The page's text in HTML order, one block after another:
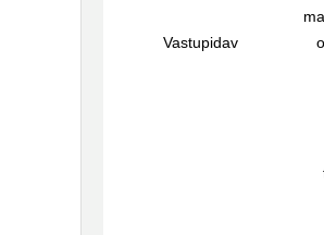
Vastupidav